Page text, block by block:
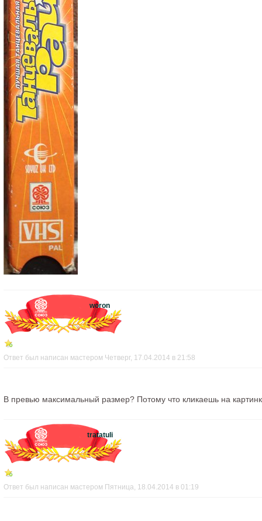
woron
Ответ был написан мастером Четверг, 17.04.2014 в 21:58
В превью максимальный размер? Потому что кликаешь на
tratatuli
Ответ был написан мастером Пятница, 18.04.2014 в 01:19